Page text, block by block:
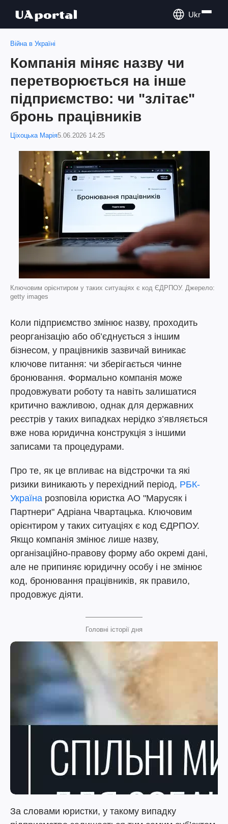
Ukr
Війна в Україні
Компанія міняє назву чи
перетворюється на інше
підприємство: чи "злітає"
бронь працівників
Ціхоцька Марія5.06.2026 14:25
Ключовим орієнтиром у таких ситуаціях є код ЄДРПОУ. Джерело:
getty images
Коли підприємство змінює назву, проходить
реорганізацію або об’єднується з іншим
бізнесом, у працівників зазвичай виникає
ключове питання: чи зберігається чинне
бронювання. Формально компанія може
продовжувати роботу та навіть залишатися
критично важливою, однак для державних
реєстрів у таких випадках нерідко з’являється
вже нова юридична конструкція з іншими
записами та процедурами.
Про те, як це впливає на відстрочки та які
ризики виникають у перехідний період, РБК-
Україна розповіла юристка АО "Марусяк і
Партнери" Адріана Чвартацька. Ключовим
орієнтиром у таких ситуаціях є код ЄДРПОУ.
Якщо компанія змінює лише назву,
організаційно-правову форму або окремі дані,
але не припиняє юридичну особу і не змінює
код, бронювання працівників, як правило,
продовжує діяти.
Головні історії дня
За словами юристки, у такому випадку